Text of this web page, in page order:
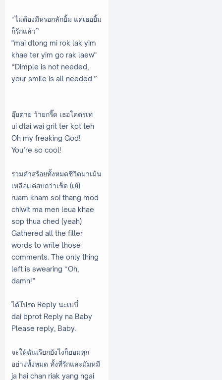
“ไม่ต้องมีหรอกลักยิ้ม แค่เธอยิ้ม
ก็รักแล้ว”
"mai dtong mi rok lak yim
khae ter yim go rak laew"
“Dimple is not needed,
your smile is all needed.”
อุ๊ยตาย ว้ายกรี๊ด เธอโคตรเท่
ui dtai wai grit ter kot teh
Oh my freaking God!
You’re so cool!
รวมคำสร้อยทั้งหมดชีวิตมาเม้น
เหลือเเค่สบถว่าเช็ด (เย้)
ruam kham soi thang mod
chiwit ma men leua khae
sop thua ched (yeah)
Gathered all the filler
words to write those
comments. The only thing
left is swearing “Oh,
damn!”
ได้โปรด Reply นะเบบี๋
dai bprot Reply na Baby
Please reply, Baby.
จะให้ฉันเรียกยังไงก็ยอมทุก
อย่างทั้งหมด ทั้งที่รักและมัมหมี
ja hai chan riak yang ngai